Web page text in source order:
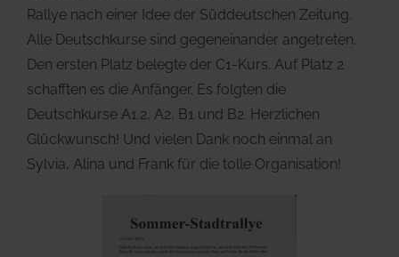
Rallye nach einer Idee der Süddeutschen Zeitung.
Alle Deutschkurse sind gegeneinander angetreten.
Den ersten Platz belegte der C1-Kurs. Auf Platz 2
schafften es die Anfänger. Es folgten die
Deutschkurse A1.2, A2, B1 und B2. Herzlichen
Glückwunsch! Und vielen Dank noch einmal an
Sylvia, Alina und Frank für die tolle Organisation!